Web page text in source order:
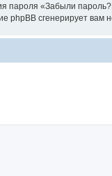
пароля «Забыли
phpBB сгенерирует вам